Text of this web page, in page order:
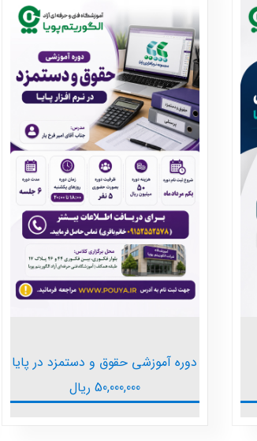
دوره آموزشی حقوق و دستمزد در پایا
50,000,000 ریال